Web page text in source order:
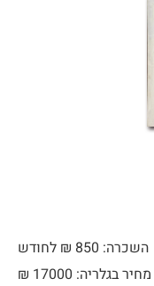
השכרה: 850 ₪ לחודש
מחיר בגלריה: 17000 ₪